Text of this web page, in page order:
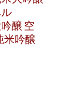
醸 空
米吟醸